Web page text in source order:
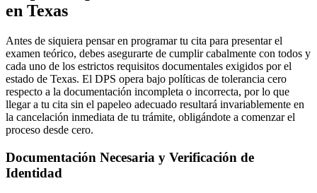
en Texas
Antes de siquiera pensar en programar tu cita para presentar el
examen teórico, debes asegurarte de cumplir cabalmente con todos y
cada uno de los estrictos requisitos documentales exigidos por el
estado de Texas. El DPS opera bajo políticas de tolerancia cero
respecto a la documentación incompleta o incorrecta, por lo que
llegar a tu cita sin el papeleo adecuado resultará invariablemente en
la cancelación inmediata de tu trámite, obligándote a comenzar el
proceso desde cero.
Documentación Necesaria y Verificación de
Identidad